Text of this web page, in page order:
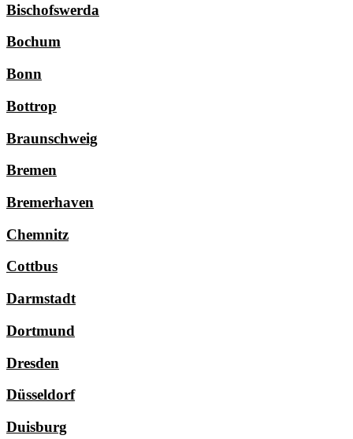
Bischofswerda
Bochum
Bonn
Bottrop
Braunschweig
Bremen
Bremerhaven
Chemnitz
Cottbus
Darmstadt
Dortmund
Dresden
Düsseldorf
Duisburg